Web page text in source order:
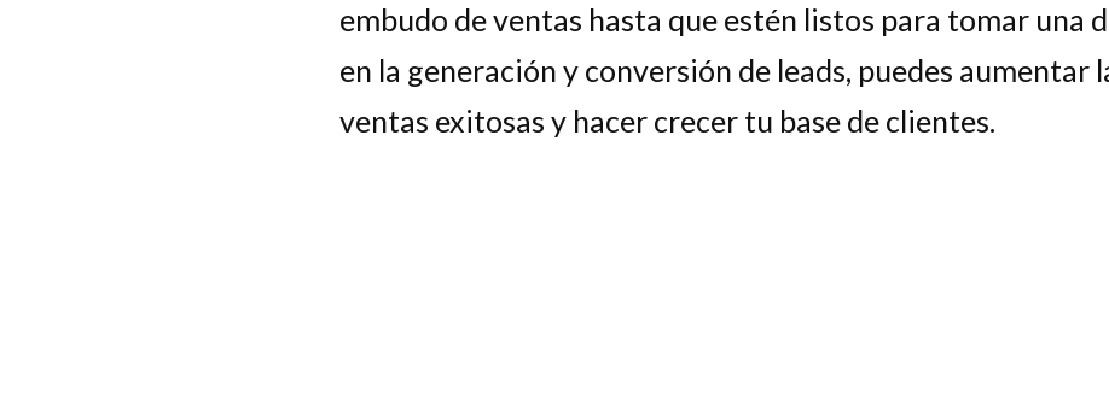
embudo de ventas hasta que estén listos para tomar una
en la generación y conversión de leads, puedes aumentar
ventas exitosas y hacer crecer tu base de clientes.